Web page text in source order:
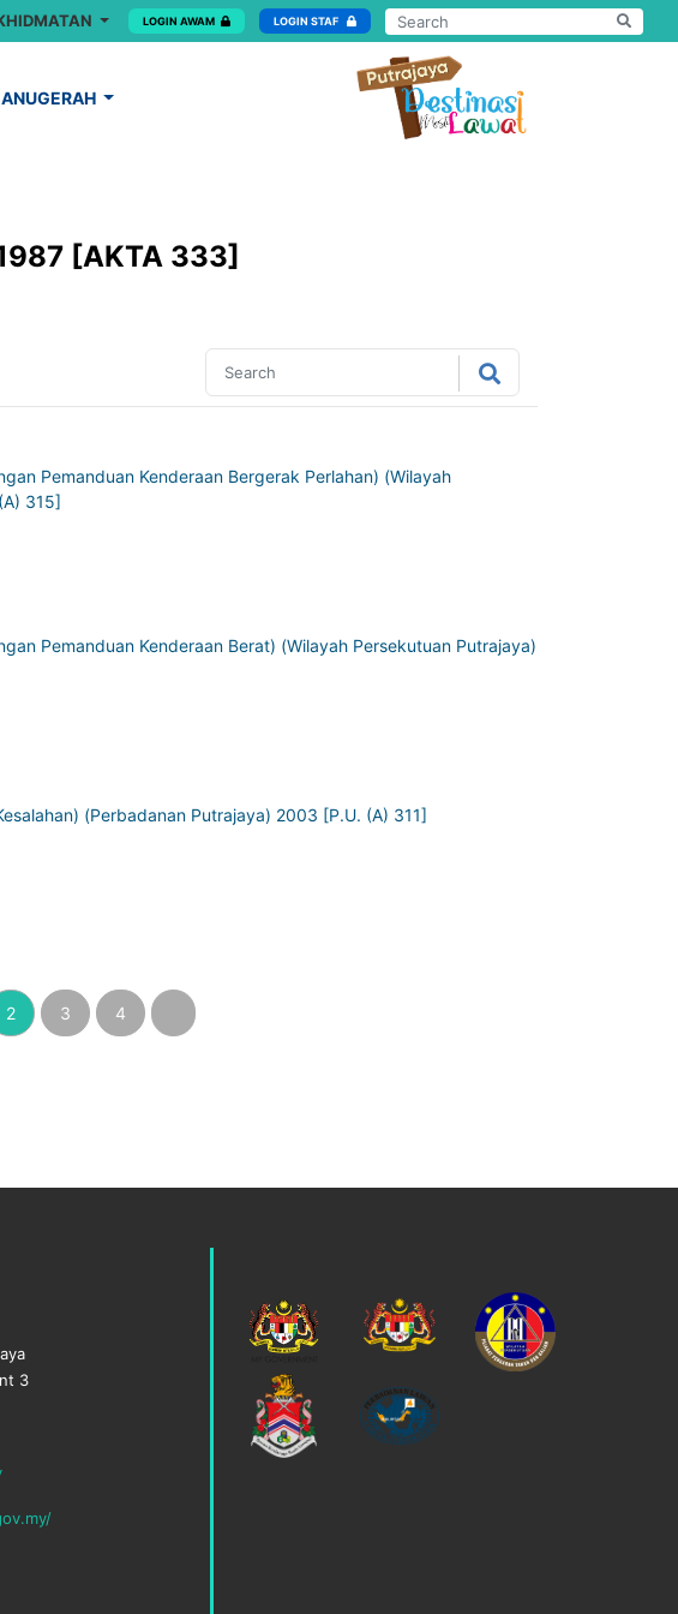
LOGIN AWAM LOGIN STAF
[AKTA 333]
Pemanduan Kenderaan Bergerak Perlahan) (Wilayah
315]
Pemanduan Kenderaan Berat) (Wilayah Persekutuan Putrajaya)
(Perbadanan Putrajaya) 2003 [P.U. (A) 311]
2 3 4
3